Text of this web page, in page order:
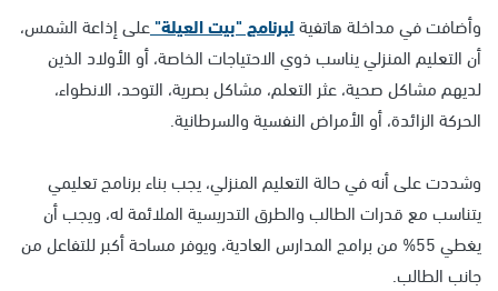
وأضافت في مداخلة هاتفيةلبرنامج "بيت العيلة"على إذاعة الشمس،
أن التعليم المنزلي يناسب ذوي الاحتياجات الخاصة، أو الأولاد الذين
لديهم مشاكل صحية، عثر التعلم، مشاكل بصرية، التوحد، الانطواء،
الحركة الزائدة، أو الأمراض النفسية والسرطانية.
وشددت على أنه في حالة التعليم المنزلي، يجب بناء برنامج تعليمي
يتناسب مع قدرات الطالب والطرق التدريسية الملائمة له، ويجب أن
يغطي 55% من برامج المدارس العادية، ويوفر مساحة أكبر للتفاعل من
جانب الطالب.